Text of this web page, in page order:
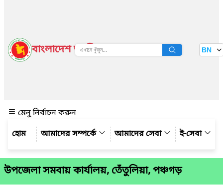
বাংলাদেশ জাতীয় তথ্য বাতায়ন BN
মেনু নির্বাচন করুন
আমাদের সম্পর্কে
আমাদের সেবা ই-সেবা
উপ‌জেলা সমবায় কার্যালয়, তেঁতুলিয়া, পঞ্চগড়